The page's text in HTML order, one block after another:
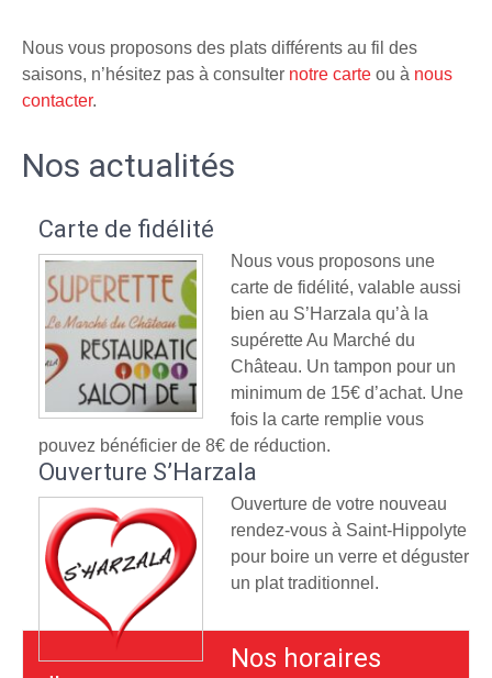
Nous vous proposons des plats différents au fil des
saisons, n’hésitez pas à consulter notre carte ou à nous
contacter.
Nos actualités
Carte de fidélité
Nous vous proposons une
carte de fidélité, valable aussi
bien au S’Harzala qu’à la
supérette Au Marché du
Château. Un tampon pour un
minimum de 15€ d’achat. Une
fois la carte remplie vous
pouvez bénéficier de 8€ de réduction.
Ouverture S’Harzala
Ouverture de votre nouveau
rendez-vous à Saint-Hippolyte
pour boire un verre et déguster
un plat traditionnel.
Nos horaires